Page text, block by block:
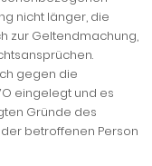
nicht länger, die
zur Geltendmachung,
gegen die
eingelegt und es
Gründe des
betroffenen Person